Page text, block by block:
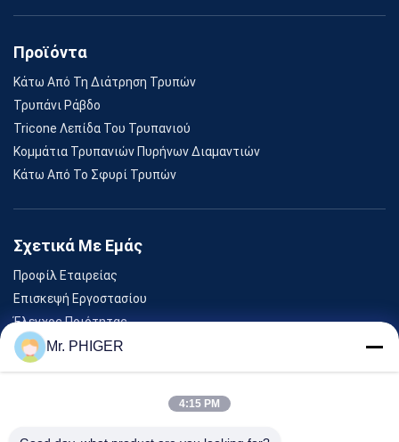
Προϊόντα
Κάτω Από Τη Διάτρηση Τρυπών
Τρυπάνι Ράβδο
Tricone Λεπίδα Του Τρυπανιού
Κομμάτια Τρυπανιών Πυρήνων Διαμαντιών
Κάτω Από Το Σφυρί Τρυπών
Σχετικά Με Εμάς
Προφίλ Εταιρείας
Επισκεψή Εργοστασίου
Έλεγχος Ποιότητας
SitemapMr. PHIGER
4:15 PM